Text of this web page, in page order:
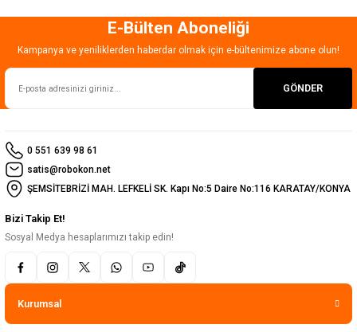
E-Bülten Aboneliği
Kampanya ve yeniliklerden haberdar olmak için e-bültenimize abone olun!
GÖNDER
0 551 639 98 61
satis@robokon.net
ŞEMSİTEBRİZİ MAH. LEFKELİ SK. Kapı No:5 Daire No:116 KARATAY/KONYA
Bizi Takip Et!
Sosyal Medya hesaplarımızı takip edin!
Kurumsal